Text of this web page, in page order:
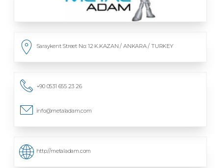
Saraykent Street No: 12 K.KAZAN / ANKARA / TURKEY
+90 0531 655 23 26
info@metaladam.com
http://metaladam.com